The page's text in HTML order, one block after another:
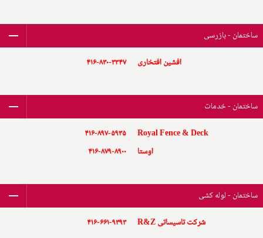
ساختمان - بازرسی
افشین افتخاری
۴۱۶-۸۳۰-۳۳۴۷
ساختمان - خدمات
Royal Fence & Deck
۴۱۶-۸۹۷-۵۹۳۵
اوستا
۴۱۶-۸۷۹-۸۹۰۰
ساختمان - لوله کشی
شرکت تاسیساتی R&Z
۴۱۶-۶۶۱-۹۳۹۳